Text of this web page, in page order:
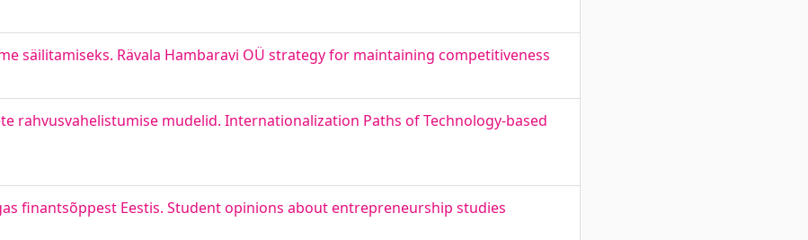
säilitamiseks. Rävala Hambaravi OÜ strategy for maintaining competitiveness
rahvusvahelistumise mudelid. Internationalization Paths of Technology-based
finantsõppest Eestis. Student opinions about entrepreneurship studies